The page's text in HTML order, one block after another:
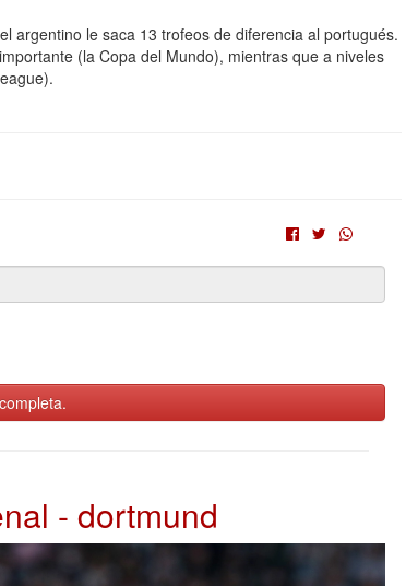
argentino le saca 13 trofeos de diferencia al portugués.
(la Copa del Mundo), mientras que a niveles
- dortmund